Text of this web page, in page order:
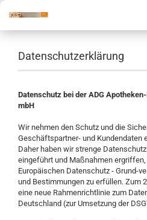
Datenschutzerklärung
Datenschutz bei der ADG
mbH
Wir nehmen den Schutz und die
Geschäftspartner- und Kundendaten
Daher haben wir strenge
eingeführt und Maßnahmen
Europäischen Datenschutz - Grund-
und Bestimmungen zu erfüllen. Zum
eine neue Rahmenrichtlinie zum
Deutschland (zur Umsetzung der